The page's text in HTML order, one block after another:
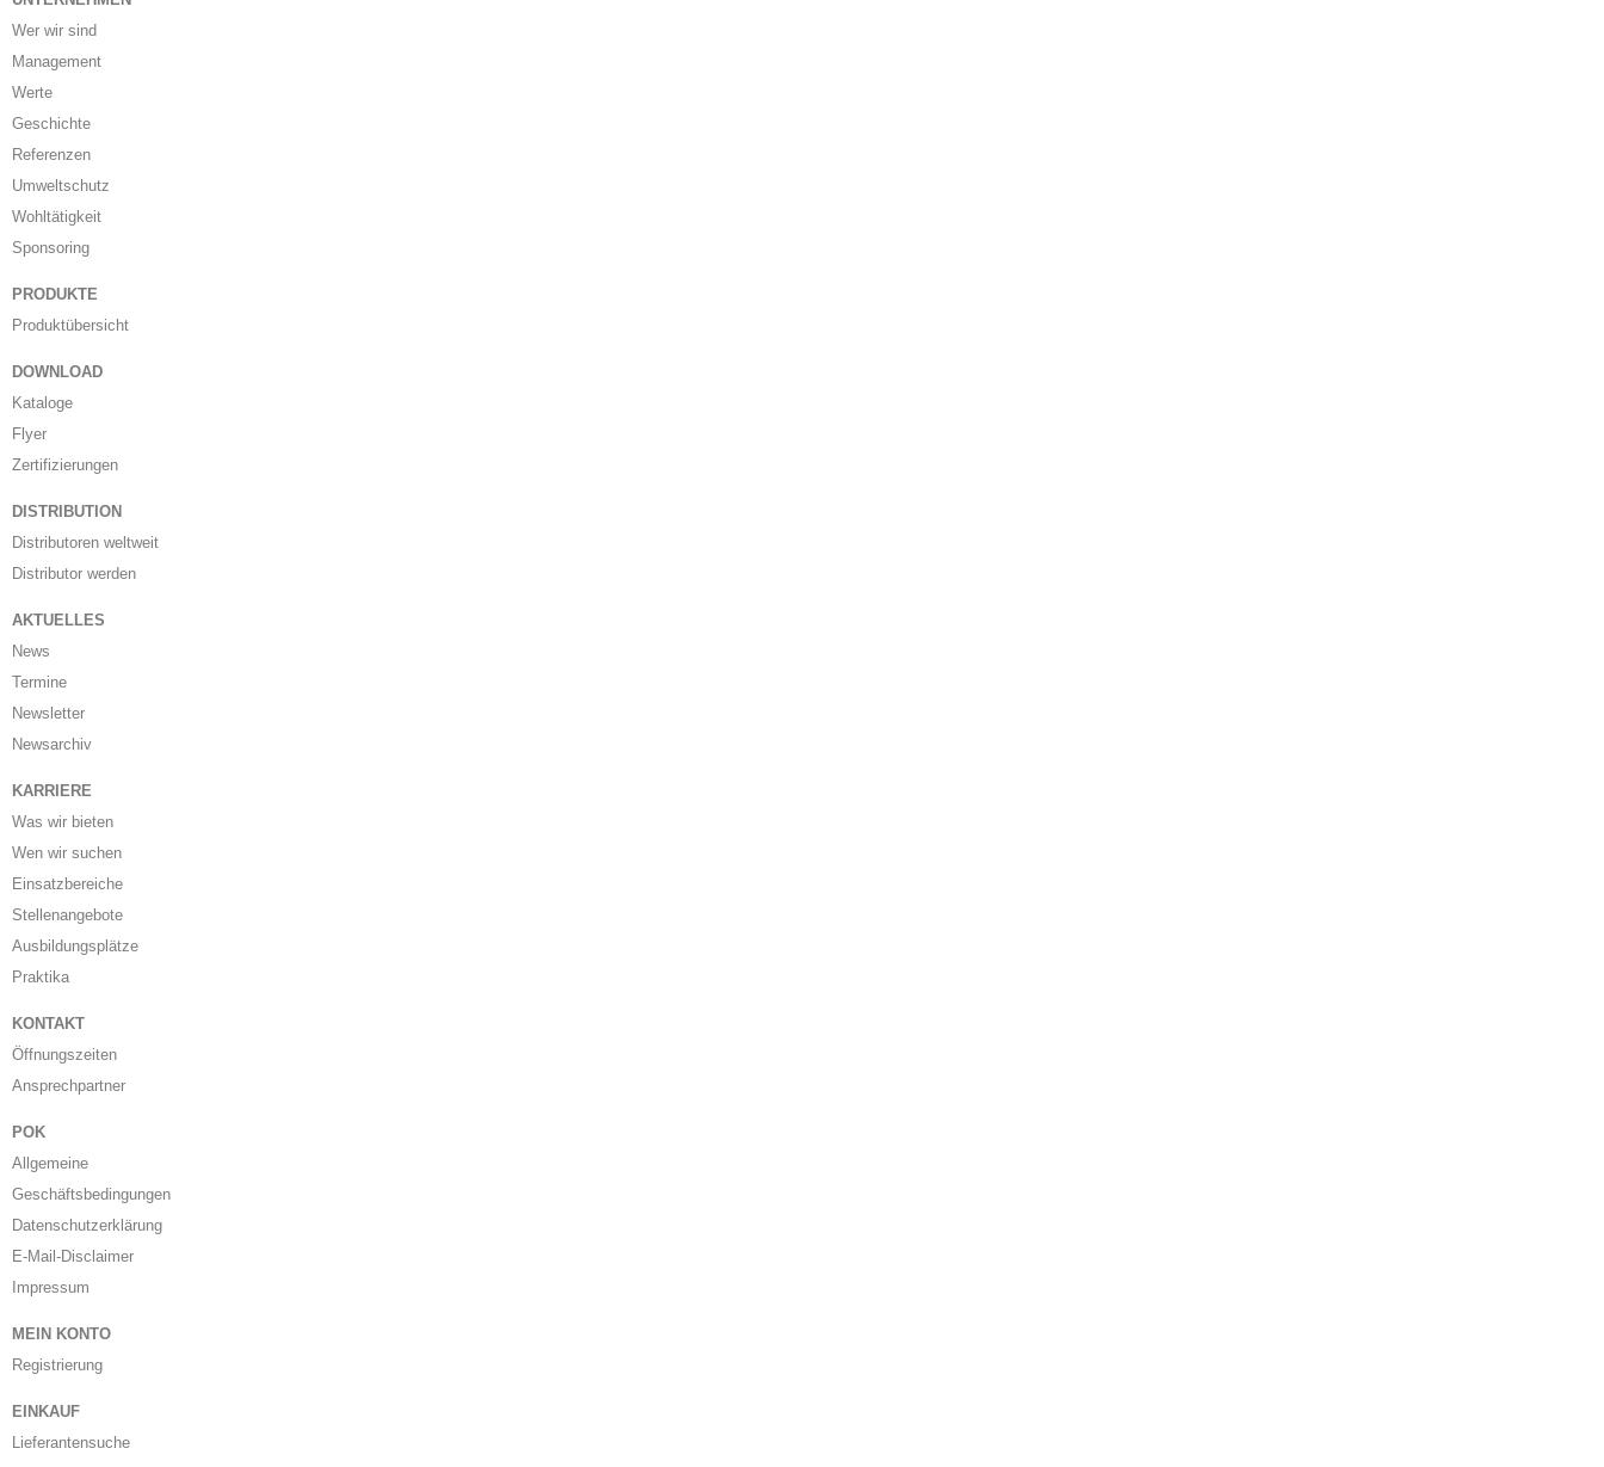
Wer wir sind
Management
Werte
Geschichte
Referenzen
Umweltschutz
Wohltätigkeit
Sponsoring
PRODUKTE
Produktübersicht
DOWNLOAD
Kataloge
Flyer
Zertifizierungen
DISTRIBUTION
Distributoren weltweit
Distributor werden
AKTUELLES
News
Termine
Newsletter
Newsarchiv
KARRIERE
Was wir bieten
Wen wir suchen
Einsatzbereiche
Stellenangebote
Ausbildungsplätze
Praktika
KONTAKT
Öffnungszeiten
Ansprechpartner
POK
Allgemeine
Geschäftsbedingungen
Datenschutzerklärung
E-Mail-Disclaimer
Impressum
MEIN KONTO
Registrierung
EINKAUF
Lieferantensuche